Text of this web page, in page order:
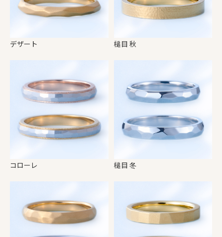
デザート 槌目 秋
コローレ 槌目 冬